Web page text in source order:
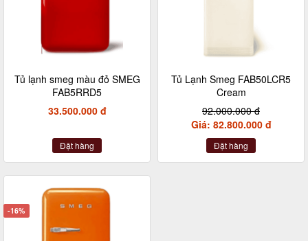
Tủ lạnh smeg màu đỏ SMEG
FAB5RRD5
33.500.000 đ
Đặt hàng
Tủ Lạnh Smeg FAB50LCR5
Cream
92.000.000 đ
Giá: 82.800.000 đ
Đặt hàng
-16%